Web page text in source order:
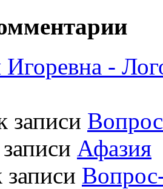
Игоревна -
записи
Афазия